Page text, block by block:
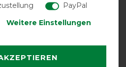
Back on Track Obsidian
150g Turnout rug +
287,10 € *
ARTIKEL MERKEN
PayPal
Weitere Einstellungen